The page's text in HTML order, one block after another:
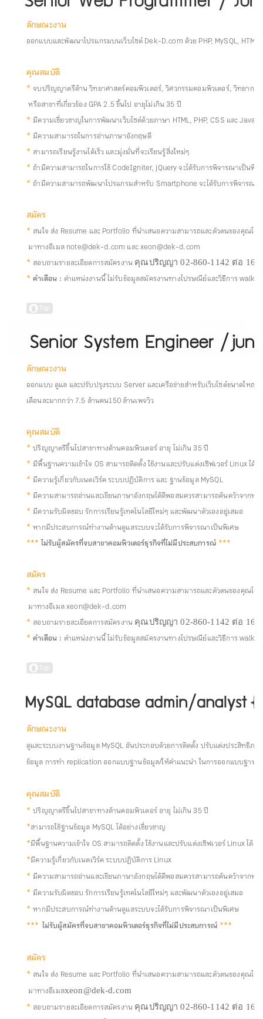
ลักษณะงาน
ออกแบบและพัฒนาโปรแกรมบนเว็บไซต์ Dek-D.com ด้วย PHP, MySQL,
คุณสมบัติ
*จบปริญญาตรีด้าน วิทยาศาสตร์คอมพิวเตอร์, วิศวกรรมคอมพิวเตอร์, วิทยากา
หรือสาขาที่เกี่ยวข้อง GPA 2.5 ขึ้นไป อายุไม่เกิน 35 ปี
*มีความเชี่ยวชาญในการพัฒนาเว็บไซต์ด้วยภาษา HTML, PHP, CSS และ
*มีความสามารถในการอ่านภาษาอังกฤษดี
* สามารถเรียนรู้งานได้เร็ว และมุ่งมั่นที่จะเรียนรู้สิ่งใหม่ๆ
*ถ้ามีความสามารถในการใช้ CodeIgniter, jQuery จะได้รับการพิจารณาเป็นพิเ
*ถ้ามีความสามารถพัฒนาโปรแกรมสำหรับ Smartphone จะได้รับการพิจารณา
สมัคร
* สนใจ ส่ง Resume และ Portfolio ที่นำเสนอความสามารถและตัวตนของคุณได้
มาทางอีเมลnote@dek-d.com และ xeon@dek-d.com
* สอบถามรายละเอียดการสมัครงาน คุณปริญญา 02-860-1142 ต่อ 16
*คำเตือน : ตำแหน่งงานนี้ ไม่รับข้อมูลสมัครงานทางไปรษณีย์และวิธีการ walk-
ลักษณะงาน
ออกแบบ ดูแล และปรับปรุงระบบ Server และเครือข่ายสำหรับเว็บไซต์ขนาดใหญ่
เดือนละมากกว่า 7.5 ล้านคน 150 ล้านเพจวิว
คุณสมบัติ
*ปริญญาตรีขึ้นไปสาขาทางด้านคอมพิวเตอร์ อายุ ไม่เกิน 35 ปี
*มีพื้นฐานความเข้าใจ OS สามารถติดตั้ง ใช้งานและปรับแต่งเซิฟเวอร์ Linux ได้
*มีความรู้เกี่ยวกับเนตเวิร์ค ระบบปฏิบัติการ และ ฐานข้อมูล MySQL
*มีความสามารถอ่านและเขียนภาษาอังกฤษได้ดีพอสมควรสามารถค้นคว้าจากห
*มีความรับผิดชอบ รักการเรียนรู้เทคโนโลยีใหม่ๆ และพัฒนาตัวเองอยู่เสมอ
*หากมีประสบการณ์ทำงานด้านดูแลระบบจะได้รับการพิจารณาเป็นพิเศษ
*** ไม่รับผู้สมัครที่จบสาขาคอมพิวเตอร์ธุรกิจที่ไม่มีประสบการณ์***
สมัคร
* สนใจ ส่ง Resume และ Portfolio ที่นำเสนอความสามารถและตัวตนของคุณได้
มาทางอีเมล xeon@dek-d.com
* สอบถามรายละเอียดการสมัครงาน คุณปริญญา 02-860-1142 ต่อ 16
*คำเตือน : ตำแหน่งงานนี้ ไม่รับข้อมูลสมัครงานทางไปรษณีย์และวิธีการ walk-
ลักษณะงาน
ดูและระบบงานฐานข้อมูล MySQL อันประกอบด้วยการติดตั้ง ปรับแต่งประสิทธิภา
ข้อมูล การทำ replication ออกแบบฐานข้อมูล/ให้คำแนะนำ ในการออกแบบฐา
คุณสมบัติ
*ปริญญาตรีขึ้นไปสาขาทางด้านคอมพิวเตอร์ อายุ ไม่เกิน 35 ปี
*สามารถใช้ฐานข้อมูล MySQL ได้อย่างเชี่ยวชาญ
*มีพื้นฐานความเข้าใจ OS สามารถติดตั้ง ใช้งานและปรับแต่งเซิฟเวอร์ Linux ได้
*มีความรู้เกี่ยวกับเนตเวิร์ค ระบบปฏิบัติการ Linux
*มีความสามารถอ่านและเขียนภาษาอังกฤษได้ดีพอสมควรสามารถค้นคว้าจากห
*มีความรับผิดชอบ รักการเรียนรู้เทคโนโลยีใหม่ๆ และพัฒนาตัวเองอยู่เสมอ
*หากมีประสบการณ์ทำงานด้านดูแลระบบจะได้รับการพิจารณาเป็นพิเศษ
*** ไม่รับผู้สมัครที่จบสาขาคอมพิวเตอร์ธุรกิจที่ไม่มีประสบการณ์***
สมัคร
* สนใจ ส่ง Resume และ Portfolio ที่นำเสนอความสามารถและตัวตนของคุณได้
มาทางอีเมลxeon@dek-d.com
* สอบถามรายละเอียดการสมัครงาน คุณปริญญา 02-860-1142 ต่อ 16